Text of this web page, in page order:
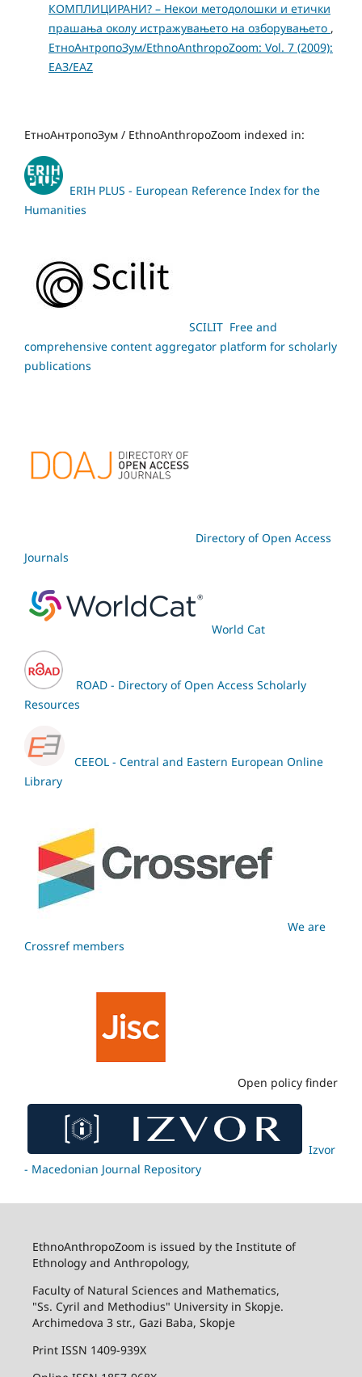
КОМПЛИЦИРАНИ? – Некои методолошки и етички
прашања околу истражувањето на озборувањето ,
ЕтноАнтропоЗум/EthnoAnthropoZoom: Vol. 7 (2009):
ЕАЗ/EAZ
ЕтноАнтропоЗум / EthnoAnthropoZoom indexed in:
ERIH PLUS - European Reference Index for the
Humanities
SCILIT Free and
comprehensive content aggregator platform for scholarly
publications
Directory of Open Access
Journals
World Cat
ROAD - Directory of Open Access Scholarly
Resources
CEEOL - Central and Eastern European Online
Library
We are
Crossref members
Open policy finder
Izvor
- Macedonian Journal Repository
EthnoAnthropoZoom is issued by the Institute of
Ethnology and Anthropology,
Faculty of Natural Sciences and Mathematics,
"Ss. Cyril and Methodius" University in Skopje.
Archimedova 3 str., Gazi Baba, Skopje
Print ISSN 1409-939X